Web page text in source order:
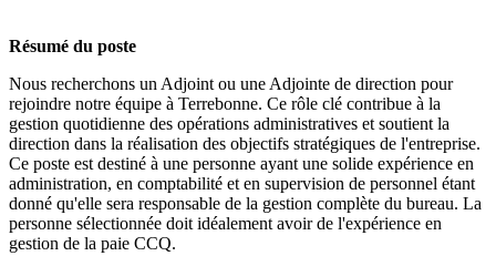
Résumé du poste
Nous recherchons un Adjoint ou une Adjointe de direction pour
rejoindre notre équipe à Terrebonne. Ce rôle clé contribue à la
gestion quotidienne des opérations administratives et soutient la
direction dans la réalisation des objectifs stratégiques de l'entreprise.
Ce poste est destiné à une personne ayant une solide expérience en
administration, en comptabilité et en supervision de personnel étant
donné qu'elle sera responsable de la gestion complète du bureau. La
personne sélectionnée doit idéalement avoir de l'expérience en
gestion de la paie CCQ.